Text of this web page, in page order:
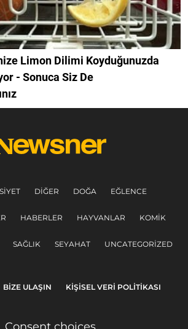
Limon Dilimi Koyduğunuzda
- Sonuca Siz De
DIĞER DOĞA EĞLENCE
HABERLER HAYVANLAR KOMIK
SAĞLIK SEYAHAT UNCATEGORIZED
BIZE ULAŞIN KIŞISEL VERI POLITIKASI